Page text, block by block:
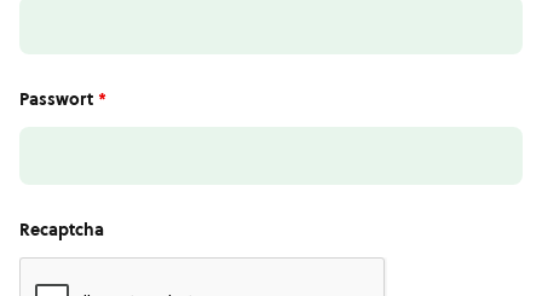
Passwort *
Recaptcha